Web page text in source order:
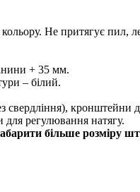
Не притягує пил,
+ 35 мм.
– білий.
свердління), кронштейни
регулювання натягу.
більше розміру